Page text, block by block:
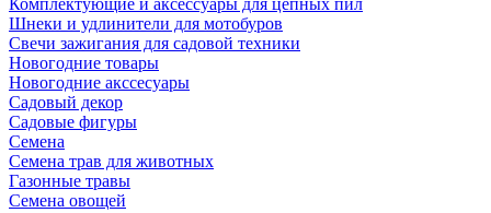
Комплектующие и аксессуары для цепных пил
Шнеки и удлинители для мотобуров
Свечи зажигания для садовой техники
Новогодние товары
Новогодние акссесуары
Садовый декор
Садовые фигуры
Семена
Семена трав для животных
Газонные травы
Семена овощей